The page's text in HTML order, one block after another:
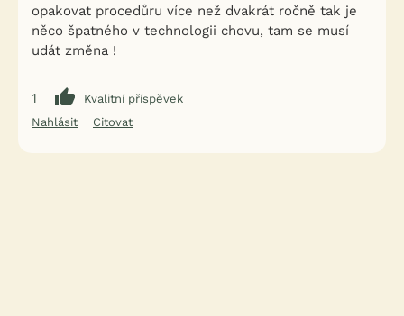
opakovat procedůru více než dvakrát ročně tak je
něco špatného v technologii chovu, tam se musí
udát změna !
1
Kvalitní příspěvek
Nahlásit
Citovat